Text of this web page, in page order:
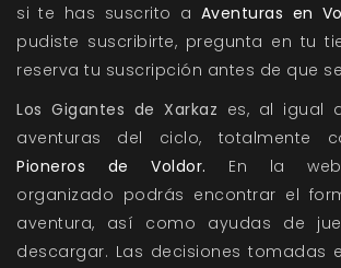
si te has suscrito a Aventuras en
pudiste suscribirte, pregunta en tu
reserva tu suscripción antes de que
Los Gigantes de Xarkaz es, al igual
aventuras del ciclo, totalmente
Pioneros de Voldor. En la
organizado podrás encontrar el
aventura, así como ayudas de
descargar. Las decisiones tomadas